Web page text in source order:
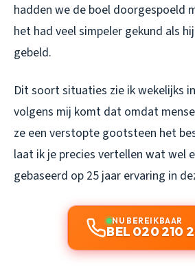
hadden we de boel doorgespoeld
het had veel simpeler gekund als
gebeld.
Dit soort situaties zie ik wekelijks
volgens mij komt dat omdat
ze een verstopte gootsteen het
laat ik je precies vertellen wat wel
gebaseerd op 25 jaar ervaring in
NU BEREIKBAAR
BEL 020 210